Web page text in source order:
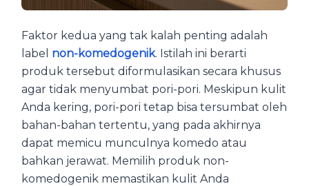
Faktor kedua yang tak kalah penting adalah
label non-komedogenik. Istilah ini berarti
produk tersebut diformulasikan secara khusus
agar tidak menyumbat pori-pori. Meskipun kulit
Anda kering, pori-pori tetap bisa tersumbat oleh
bahan-bahan tertentu, yang pada akhirnya
dapat memicu munculnya komedo atau
bahkan jerawat. Memilih produk non-
komedogenik memastikan kulit Anda